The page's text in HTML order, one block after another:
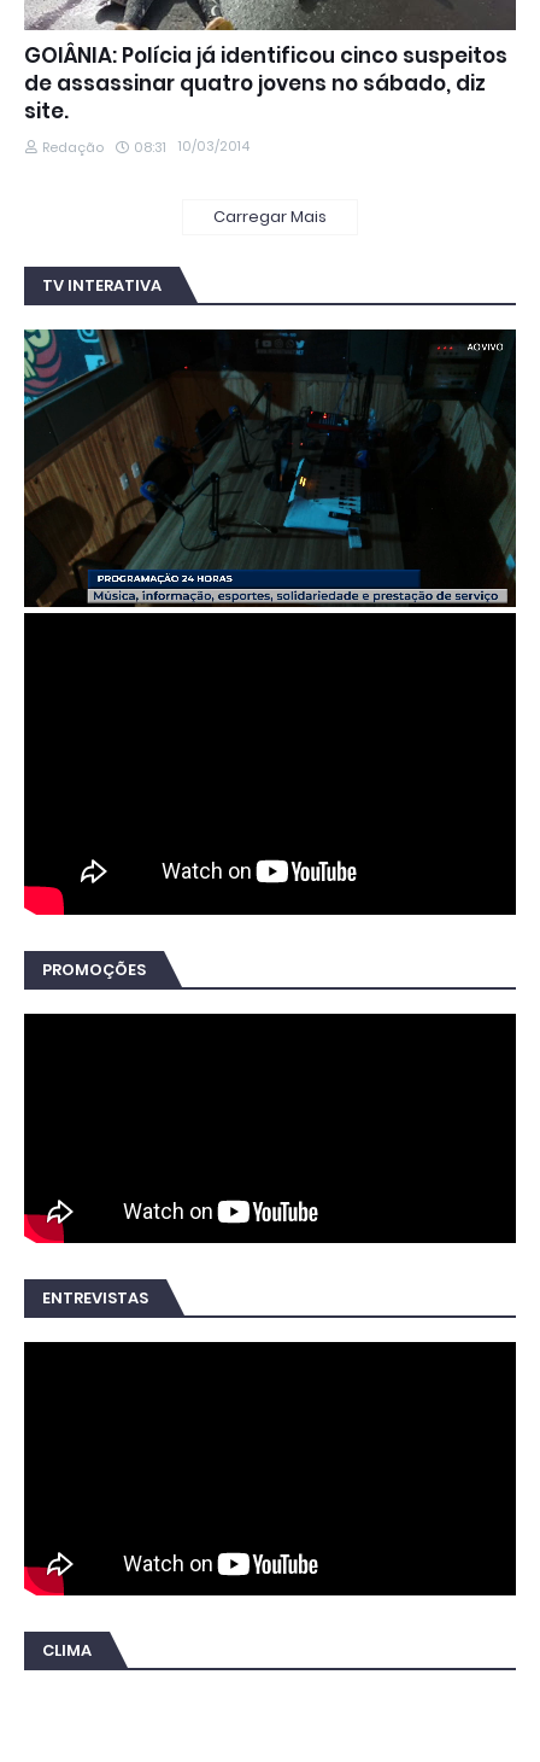
GOIÂNIA: Polícia já identificou cinco suspeitos
de assassinar quatro jovens no sábado, diz
site.
Redação 08:31 10/03/2014
Carregar Mais
TV INTERATIVA
PROMOÇÕES
ENTREVISTAS
CLIMA